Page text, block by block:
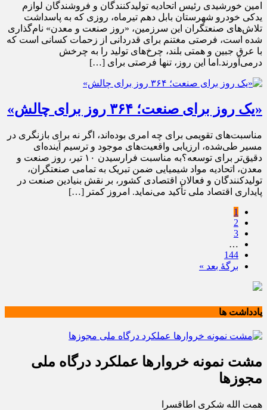
امین خورشیدی رئیس اتحادیه تولیدکنندگان و فروشندگان لوازم
یدکی خودرو شهرستان بابل دهم تیرماه، روزی که به پاسداشت
تلاش‌های صنعتگران این سرزمین، «روز صنعت و معدن» نام‌گذاری
شده است، فرصتی مغتنم برای قدردانی از زحمات کسانی است که
با عرق جبین و همتی بلند، چرخ‌های تولید را به چرخش
درمی‌آورند.اما این روز، تنها فرصتی برای […]
«یک روز برای صنعت؛ ۳۶۴ روز برای چالش»
مناسبت‌های تقویمی برای چه امری بوده‌اند، اگر نه برای بازنگری در
مسیر طی‌شده، ارزیابی واقعیت‌های موجود و ترسیم آینده‌ای
دقیق‌تر برای توسعه؟به مناسبت فرارسیدن ۱۰ تیر، روز صنعت و
معدن، اتحادیه مواد شیمیایی ضمن تبریک به تمامی صنعتگران،
تولیدکنندگان و فعالان اقتصادی کشور، بر نقش بنیادین صنعت در
پایداری اقتصاد ملی تأکید می‌نماید. امروز کمتر […]
1
2
3
…
144
برگهٔ بعد »
یادداشت ها
مشت نمونه خروارها عملکرد درگاه ملی
مجوزها
همت الله شکری اطاقسرا